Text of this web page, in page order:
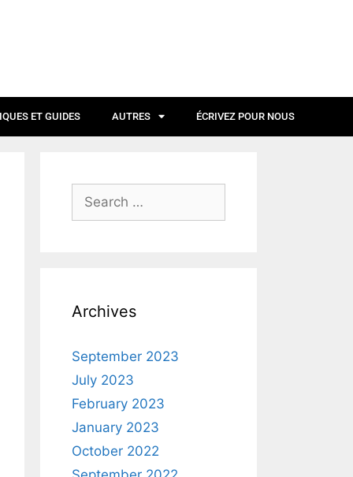
ET GUIDES AUTRES ÉCRIVEZ POUR NOUS
Archives
September 2023
July 2023
February 2023
January 2023
October 2022